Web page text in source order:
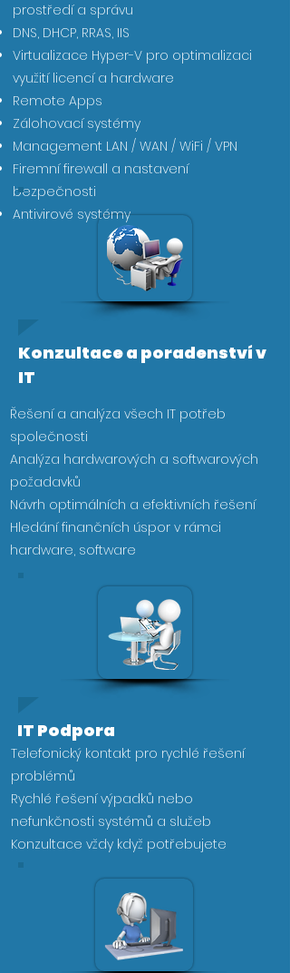
prostředí a správu
​DNS, DHCP, RRAS, IIS
Virtualizace Hyper-V pro optimalizaci
využití licencí a hardware
Remote Apps
Zálohovací systémy
Management LAN / WAN / WiFi / VPN
Firemní firewall a nastavení
bezpečnosti
Antivirové systémy
Konzultace a poradenství v
IT
Řešení a analýza všech IT potřeb
společnosti
Analýza hardwarových a softwarových
požadavků
Návrh optimálních a efektivních řešení​
Hledání finančních úspor v rámci
hardware, software
IT Podpora
Telefonický kontakt pro rychlé řešení
problémů​​
Rychlé řešení výpadků nebo
nefunkčnosti systémů a služeb
Konzultace vždy když potřebujete